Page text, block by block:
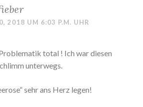
2018 UM 6:03 P.M. UHR
total ! Ich war diesen
unterwegs.
sehr ans Herz legen!